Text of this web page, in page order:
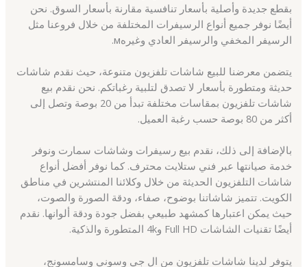
بقطع جديدة وأصلية بأسعار تنافسية مقارنة بأسعار السوق. نحن
أيضًا نوفر جميع أنواع الرسيفرات المختلفة من خلال فروعنا مثل
الرسيفر المخفي والرسيفر العادي وغيرهм.
يتضمن معرضنا للبيع شاشات تلفزيون متنوعة، حيث نقدم شاشات
حديثة ومتطورة بأسعار لا تصدق لتلبية رغباتكم. نحن نقدم بيع
شاشات تلفزيون بمقاسات مختلفة تبدأ من 20 بوصة وتصل إلى
أكثر من 80 بوصة حسب رغبة العميل.
بالإضافة إلى ذلك، نقدم بيع رسيفرات وشاشات سمارت ونوفر
خدمة صيانتها عبر فني ستلايت محترف. كما نوفر أفضل أنواع
شاشات التلفزيون الحديثة من خلال وكلائنا المنتشرين في مناطق
الكويت. تتميز شاشاتنا بوضوح، صفاء، ودقة الصورة والصوت،
حيث يمكن اعتبارها كمشهد طبيعي بفضل جودة ودقة ألوانها. نقدم
أيضًا تقنيات الشاشات Full HD و4k المتطورة والذكية.
يتوفر لدينا شاشات تلفزيون من ال جي وسوني وسامسونج،